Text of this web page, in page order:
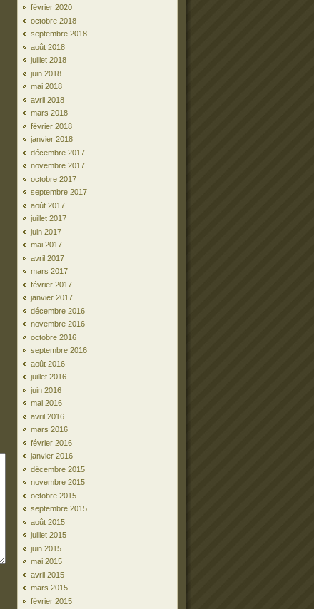
février 2020
octobre 2018
septembre 2018
août 2018
juillet 2018
juin 2018
mai 2018
avril 2018
mars 2018
février 2018
janvier 2018
décembre 2017
novembre 2017
octobre 2017
septembre 2017
août 2017
juillet 2017
juin 2017
mai 2017
avril 2017
mars 2017
février 2017
janvier 2017
décembre 2016
novembre 2016
octobre 2016
septembre 2016
août 2016
juillet 2016
juin 2016
mai 2016
avril 2016
mars 2016
février 2016
janvier 2016
décembre 2015
novembre 2015
octobre 2015
septembre 2015
août 2015
juillet 2015
juin 2015
mai 2015
avril 2015
mars 2015
février 2015